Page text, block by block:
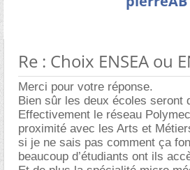
Re : Choix ENSEA ou
Merci pour votre réponse.
Bien sûr les deux écoles seront
Effectivement le réseau
proximité avec les Arts et
si je ne sais pas comment ça
beaucoup d’étudiants ont ils